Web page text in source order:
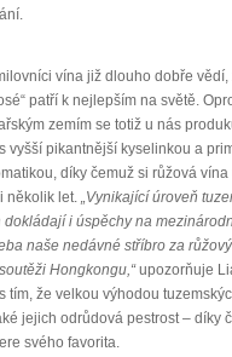
vína již dlouho dobře vědí,
patří k nejlepším na světě.
zemím se totiž u nás
vyšší pikantnější kyselinkou a
díky čemuž si růžová vína
několik let. „Vynikající úroveň
dokládají i úspěchy na
naše nedávné stříbro za
Hongkongu,“upozorňuje
tím, že velkou výhodou
jejich odrůdová pestrost – díky
svého favorita.